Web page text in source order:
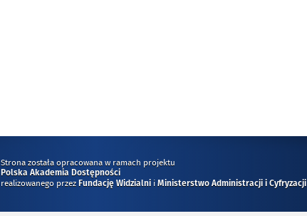
Strona została opracowana w ramach projektu
Polska Akademia Dostępności
realizowanego przez Fundację Widzialni i Ministerstwo Administracji i Cyfryzacji